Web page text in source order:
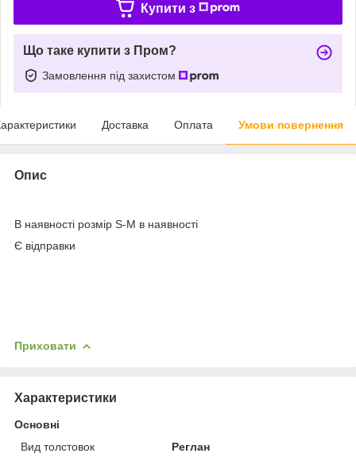
Купити з
Що таке купити з Пром?
Замовлення під захистом
Доставка Оплата Умови повернення
Опис
В наявності розмір S-M в наявності
Є відправки
Приховати
Характеристики
Основні
Вид толстовок
Реглан